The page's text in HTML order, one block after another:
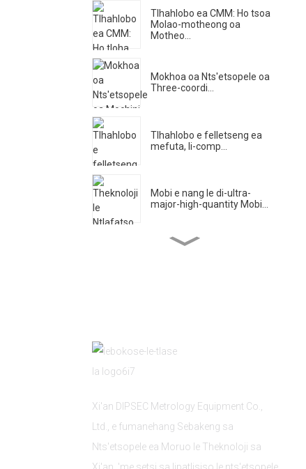
Tlhahlobo ea CMM: Ho tsoa
Molao-motheong oa
Motheo...
Mokhoa oa Nts'etsopele oa
Three-coordi...
Tlhahlobo e felletseng ea
mefuta, li-comp...
Mobi e nang le di-ultra-
major-high-quantity Mobi...
Tšebeliso ea Rack ea
Xi'an DIPSEC Metrology Equipment Co.,
Ltd., e fumanehang Sebakeng sa
Nts'etsopele ea Moruo le Theknoloji sa
Xi'an, 'me setsi sa lipatlisiso le nts'etsopele